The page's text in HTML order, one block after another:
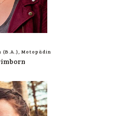
Motopädin